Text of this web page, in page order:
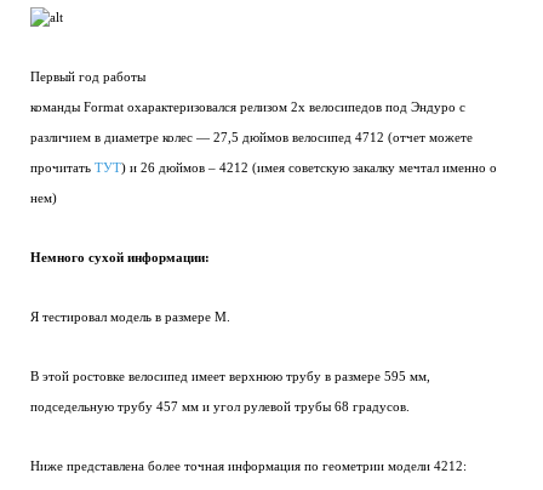
Первый год работы
команды Format охарактеризовался релизом 2х велосипедов под Эндуро с
различием в диаметре колес — 27,5 дюймов велосипед 4712 (отчет можете
прочитать ТУТ) и 26 дюймов – 4212 (имея советскую закалку мечтал именно о
нем)
Немного сухой информации:
Я тестировал модель в размере М.
В этой ростовке велосипед имеет верхнюю трубу в размере 595 мм,
подседельную трубу 457 мм и угол рулевой трубы 68 градусов.
Ниже представлена более точная информация по геометрии модели 4212: